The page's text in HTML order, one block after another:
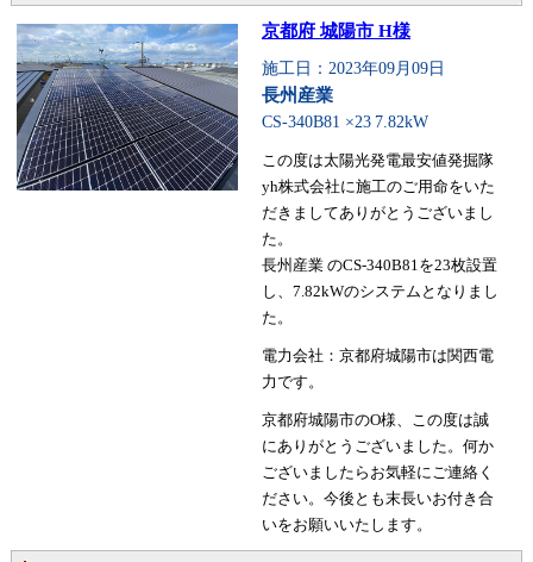
京都府 城陽市 H様
施工日：2023年09月09日
長州産業
CS-340B81 ×23 7.82kW
この度は太陽光発電最安値発掘隊
yh株式会社に施工のご用命をいた
だきましてありがとうございまし
た。
長州産業 のCS-340B81を23枚設置
し、7.82kWのシステムとなりまし
た。
電力会社：京都府城陽市は関西電
力です。
京都府城陽市のO様、この度は誠
にありがとうございました。何か
ございましたらお気軽にご連絡く
ださい。今後とも末長いお付き合
いをお願いいたします。